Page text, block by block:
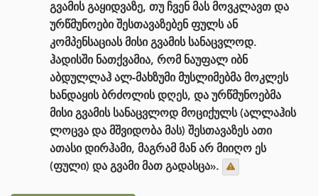
გვამის გაყიდვაზე, თუ ჩვენ მას მოვკლავთ და
ურწმუნოები შესთავაზებენ ფულს ან
კომპენსაციას მისი გვამის სანაცვლოდ.
ჰადისში ნათქვამია, რომ ნაუფალ იბნ
აბდულლაჰ ალ-მახზუმი მუსლიმებმა მოკლეს
ხანდაყის ბრძოლის დღეს, და ურწმუნოებმა
მისი გვამის სანაცვლოდ მოციქულს (ალლაჰის
ლოცვა და მშვიდობა მას) შესთავაზეს ათი
ათასი დირჰამი, მაგრამ მან არ მიიღო ეს
(ფული) და გვამი მათ გადასცა».